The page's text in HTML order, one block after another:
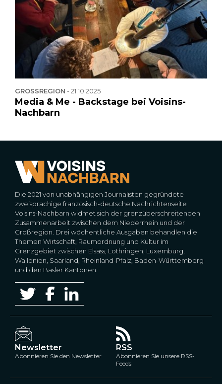
GROSSREGION -21.10.2025
Media & Me - Backstage bei Voisins-
Nachbarn
Die 2021 von unabhängigen Journalisten gegründete
zweisprachige französisch-deutsche Nachrichtenseite
Voisins-Nachbarn widmet sich der grenzüberschreitenden
Zusammenarbeit zwischen dem Niederrhein und der
Großregion. Drei wöchentliche Ausgaben behandlen die
Themen Wirtschaft, Raumordnung und Kultur im
Grenzgebiet zwischen Elsass, Lothringen, Luxemburg,
Wallonien, Saarland, Rheinland-Pfalz, Baden-Württemberg
und den Basler Kantonen.
Newsletter
Abonnieren Sie den Newsletter
RSS
Abonnieren Sie unsere RSS-
Feeds